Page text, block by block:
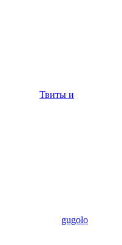
Твиты и
gugolo